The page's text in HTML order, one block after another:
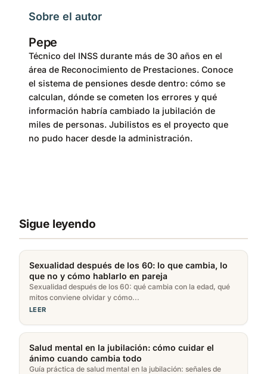
Sobre el autor
Pepe
Técnico del INSS durante más de 30 años en el
área de Reconocimiento de Prestaciones. Conoce
el sistema de pensiones desde dentro: cómo se
calculan, dónde se cometen los errores y qué
información habría cambiado la jubilación de
miles de personas. Jubilistos es el proyecto que
no pudo hacer desde la administración.
Sigue leyendo
Sexualidad después de los 60: lo que cambia, lo
que no y cómo hablarlo en pareja
Sexualidad después de los 60: qué cambia con la edad, qué
mitos conviene olvidar y cómo...
LEER
Salud mental en la jubilación: cómo cuidar el
ánimo cuando cambia todo
Guía práctica de salud mental en la jubilación: señales de